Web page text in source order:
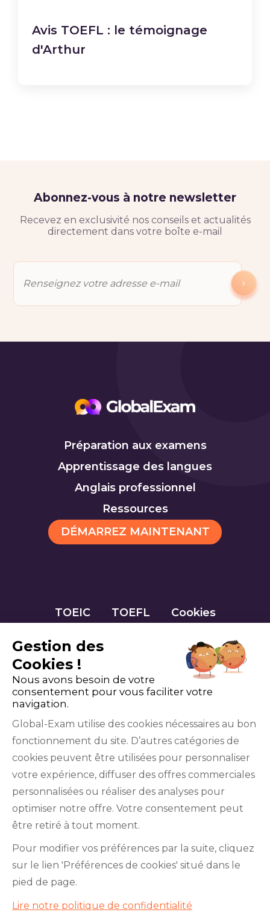
Avis TOEFL : le témoignage
d'Arthur
Abonnez-vous à notre newsletter
Recevez en exclusivité nos conseils et actualités
directement dans votre boîte e-mail
Préparation aux examens
Apprentissage des langues
Anglais professionnel
Ressources
DÉMARREZ MAINTENANT
TOEIC TOEFL Cookies
YouTube
institutions qui gèrent les examens officiels du
BRIGHT English, de l’IELTS, du TOEFL ITP®, des
Cambridge B2 First et C1 Advanced, du TOEIC
Gestion des
Cookies !
Nous avons besoin de votre
consentement pour vous faciliter votre
navigation.
Global-Exam utilise des cookies nécessaires au bon
fonctionnement du site. D’autres catégories de
cookies peuvent être utilisées pour personnaliser
votre expérience, diffuser des offres commerciales
personnalisées ou réaliser des analyses pour
optimiser notre offre. Votre consentement peut
être retiré à tout moment.
Pour modifier vos préférences par la suite, cliquez
sur le lien 'Préférences de cookies' situé dans le
pied de page.
Lire notre politique de confidentialité